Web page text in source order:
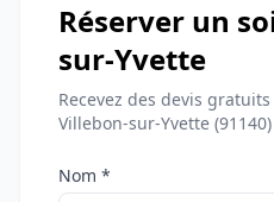
Réserver un
sur-Yvette
Recevez des devis
Villebon-sur-Yvette (91140)
Nom *